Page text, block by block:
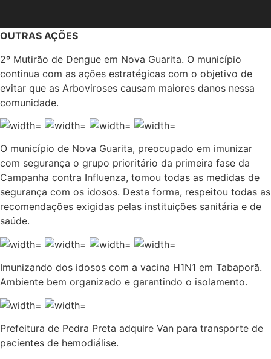
OUTRAS AÇÕES
2º Mutirão de Dengue em Nova Guarita. O município
continua com as ações estratégicas com o objetivo de
evitar que as Arboviroses causam maiores danos nessa
comunidade.
O município de Nova Guarita, preocupado em imunizar
com segurança o grupo prioritário da primeira fase da
Campanha contra Influenza, tomou todas as medidas de
segurança com os idosos. Desta forma, respeitou todas as
recomendações exigidas pelas instituições sanitária e de
saúde.
Imunizando dos idosos com a vacina H1N1 em Tabaporã.
Ambiente bem organizado e garantindo o isolamento.
Prefeitura de Pedra Preta adquire Van para transporte de
pacientes de hemodiálise.